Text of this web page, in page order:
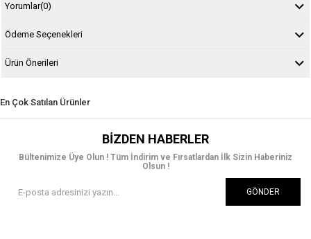
Yorumlar(0)
Ödeme Seçenekleri
Ürün Önerileri
En Çok Satılan Ürünler
BIZDEN HABERLER
Bültenimize Üye Olun ! Tüm İndirim ve Fırsatlardan İlk Sizin Haberiniz
Olsun !
GÖNDER